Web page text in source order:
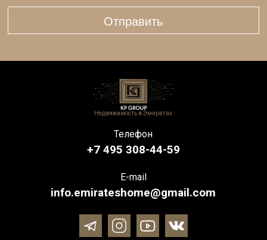
Отправить
Недвижимость в Эмиратах
Телефон
+7 495 308-44-59
E-mail
info.emirateshome@gmail.com